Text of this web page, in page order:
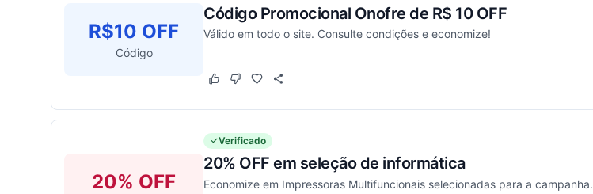
R$10 OFF
Código
Código Promocional Onofre de R$ 10 OFF
Válido em todo o site. Consulte condições e economize!
Este cupom funcionou
Este cupom não funcionou
20% OFF
Verificado
20% OFF em seleção de informática
Economize em Impressoras Multifuncionais selecionadas para a campanha.